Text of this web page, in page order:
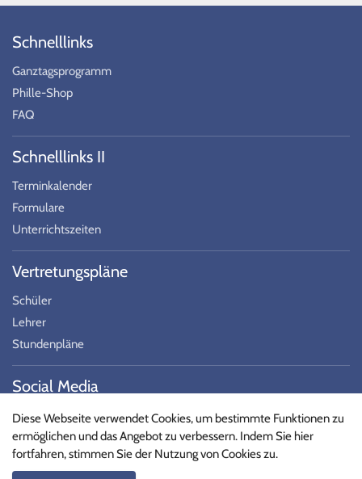
Schnelllinks
Ganztagsprogramm
Phille-Shop
FAQ
Schnelllinks II
Terminkalender
Formulare
Unterrichtszeiten
Vertretungspläne
Schüler
Lehrer
Stundenpläne
Social Media
Folgen Sie uns auf Social Media!
Diese Webseite verwendet Cookies, um bestimmte Funktionen zu
ermöglichen und das Angebot zu verbessern. Indem Sie hier
fortfahren, stimmen Sie der Nutzung von Cookies zu.